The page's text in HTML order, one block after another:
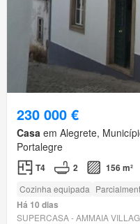
230 000 €
Casa em Alegrete,
Portalegre
T4 2 156 m²
Cozinha equipada
Há 10 dias
SUPERCASA - AMMAIA